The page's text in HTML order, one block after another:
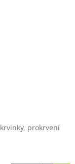
prokrvení